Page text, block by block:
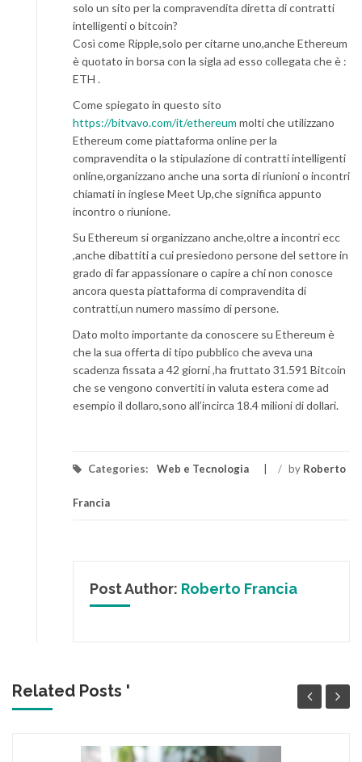
solo un sito per la compravendita diretta di contratti
intelligenti o bitcoin?
Così come Ripple,solo per citarne uno,anche Ethereum
è quotato in borsa con la sigla ad esso collegata che è :
ETH .
Come spiegato in questo sito
https://bitvavo.com/it/ethereum molti che utilizzano
Ethereum come piattaforma online per la
compravendita o la stipulazione di contratti intelligenti
online,organizzano anche una sorta di riunioni o incontri
chiamati in inglese Meet Up,che significa appunto
incontro o riunione.
Su Ethereum si organizzano anche,oltre a incontri ecc
,anche dibattiti a cui presiedono persone del settore in
grado di far appassionare o capire a chi non conosce
ancora questa piattaforma di compravendita di
contratti,un numero massimo di persone.
Dato molto importante da conoscere su Ethereum è
che la sua offerta di tipo pubblico che aveva una
scadenza fissata a 42 giorni ,ha fruttato 31.591 Bitcoin
che se vengono convertiti in valuta estera come ad
esempio il dollaro,sono all’incirca 18.4 milioni di dollari.
Categories: Web e Tecnologia / by Roberto
Francia
Post Author: Roberto Francia
Related Posts '